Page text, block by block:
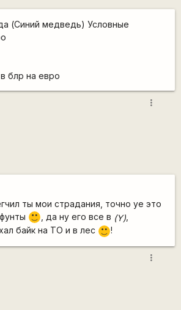
(Синий медведь) Условные
блр на евро
more_vert
ты мои страдания, точно уе это
:) , да ну его все в (Y),
байк на ТО и в лес
:) !
more_vert